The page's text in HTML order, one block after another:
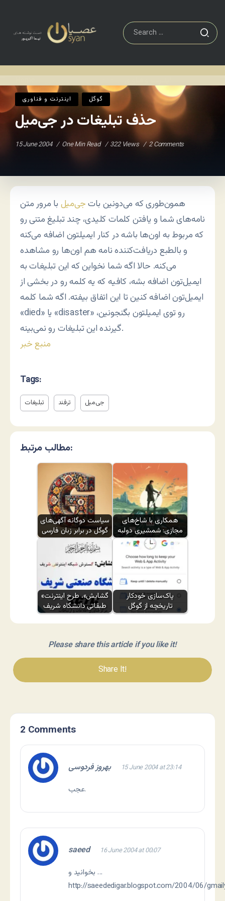
اينترنت و فناوری گوگل
حذف تبليغات در جی‌ميل
15 June 2004 One Min Read 322 Views 2 Comments
همون‌طوری که می‌دونین باتجی‌میل با مرور متن
نامه‌های شما و یافتن کلمات کلیدی، چند تبلیغ متنی رو
که مربوط به اون‌ها باشه در کنار ایمیلتون اضافه می‌کنه
و بالطبع دریافت‌کننده نامه هم اون‌ها رو مشاهده
می‌کنه. حالا اگه شما نخواین که این تبلیغات به
ایمیل‌تون اضافه بشه، کافیه که یه کلمه رو در بخشی از
ایمیل‌تون اضافه کنین تا این اتفاق بیفته. اگه شما کلمه
«died» یا «disaster» رو توی ایمیلتون بگنجونین،
گیرنده این تبلیغات رو نمی‌بینه.
منبع خبر
Tags:
تبلیغات ترفند جی‌میل
مطالب مرتبط:
سیاست دوگانه آگهی‌های
گوگل در برابر زبان فارسی
همکاری با شاخ‌های
مجازی: شمشیری دولبه
«گشایش»، طرح اینترنت
طبقاتی دانشگاه شریف
پاک‌سازی خودکار
تاریخچه از گوگل
Please share this article if you like it!
Share It!
2 Comments
بهروز فردوسی 15 June 2004 at 23:14
عجب.
saeed 16 June 2004 at 00:07
بخوانيد و …
http://saeededigar.blogspot.com/2004/06/